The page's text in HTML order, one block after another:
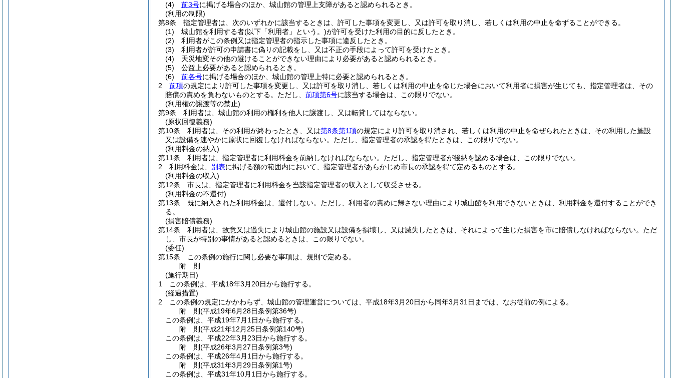
(4)
前3号に掲げる場合のほか、城山館の管理上支障があると認められるとき。
(利用の制限)
第8条
指定管理者は、次のいずれかに該当するときは、許可した事項を変更し、又は許可を取り消し、若しくは利用の中止を命ずることができる。
(1)
城山館を利用する者(以下「利用者」という。)が許可を受けた利用の目的に反したとき。
(2)
利用者がこの条例又は指定管理者の指示した事項に違反したとき。
(3)
利用者が許可の申請書に偽りの記載をし、又は不正の手段によって許可を受けたとき。
(4)
天災地変その他の避けることができない理由により必要があると認められるとき。
(5)
公益上必要があると認められるとき。
(6)
前各号に掲げる場合のほか、城山館の管理上特に必要と認められるとき。
2
前項の規定により許可した事項を変更し、又は許可を取り消し、若しくは利用の中止を命じた場合において利用者に損害が生じても、指定管理者は、その
賠償の責めを負わないものとする。 ただし、 前項第6号に該当する場合は、この限りでない。
(利用権の譲渡等の禁止)
第9条
利用者は、城山館の利用の権利を他人に譲渡し、又は転貸してはならない。
(原状回復義務)
第10条
利用者は、その利用が終わったとき、又は第8条第1項の規定により許可を取り消され、若しくは利用の中止を命ぜられたときは、その利用した施設
又は設備を速やかに原状に回復しなければならない。 ただし、指定管理者の承認を得たときは、この限りでない。
(利用料金の納入)
第11条
利用者は、指定管理者に利用料金を前納しなければならない。 ただし、指定管理者が後納を認める場合は、この限りでない。
2
利用料金は、 別表に掲げる額の範囲内において、指定管理者があらかじめ市長の承認を得て定めるものとする。
(利用料金の収入)
第12条
市長は、指定管理者に利用料金を当該指定管理者の収入として収受させる。
(利用料金の不還付)
第13条
既に納入された利用料金は、還付しない。 ただし、利用者の責めに帰さない理由により城山館を利用できないときは、利用料金を還付することができ
る。
(損害賠償義務)
第14条
利用者は、故意又は過失により城山館の施設又は設備を損壊し、又は滅失したときは、それによって生じた損害を市に賠償しなければならない。 ただ
し、市長が特別の事情があると認めるときは、この限りでない。
(委任)
第15条
この条例の施行に関し必要な事項は、規則で定める。
附 則
(施行期日)
1
この条例は、平成18年3月20日から施行する。
(経過措置)
2
この条例の規定にかかわらず、城山館の管理運営については、平成18年3月20日から同年3月31日までは、なお従前の例による。
附 則(平成19年6月28日条例第36号)
この条例は、平成19年7月1日から施行する。
附 則(平成21年12月25日条例第140号)
この条例は、平成22年3月23日から施行する。
附 則(平成26年3月27日条例第3号)
この条例は、平成26年4月1日から施行する。
附 則(平成31年3月29日条例第1号)
この条例は、平成31年10月1日から施行する。